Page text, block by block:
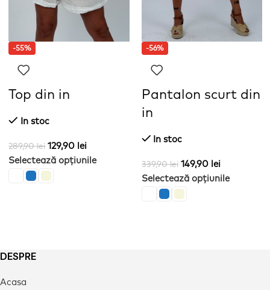
-55%
Top din in
In stoc
289,90lei 129,90 lei
Selectează opțiunile
-56%
Pantalon scurt din
in
In stoc
339,90lei 149,90 lei
Selectează opțiunile
DESPRE
Acasa